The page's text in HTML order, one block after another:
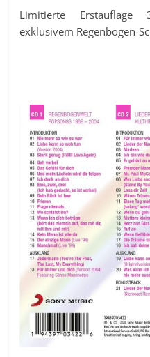
Limitierte
exklusivem Regenbogen-